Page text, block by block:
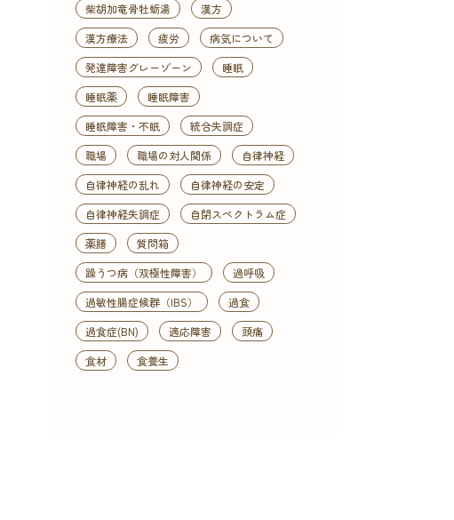
柴胡加竜骨牡蛎湯
漢方
漢方療法
疲労
病気について
発達障害グレーゾーン
睡眠
睡眠薬
睡眠障害
睡眠障害・不眠
統合失調症
職場
職場の対人関係
自律神経
自律神経の乱れ
自律神経の安定
自律神経失調症
自閉スペクトラム症
薬膳
質問箱
躁うつ病（双極性障害）
過呼吸
過敏性腸症候群（IBS）
過食
過食症(BN)
適応障害
頭痛
食材
食養生